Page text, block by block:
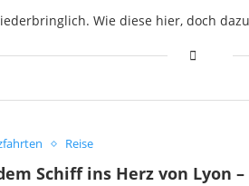
Wie diese hier, doch
Reise
Schiff ins Herz von Lyon